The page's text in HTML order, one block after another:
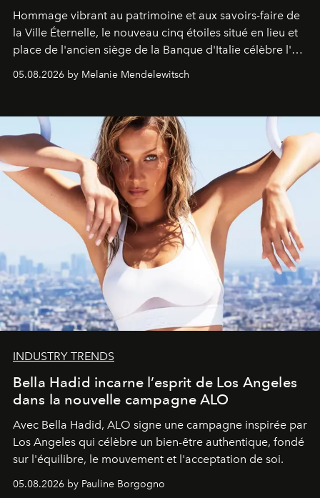
Hommage vibrant au patrimoine et aux savoirs-faire de
la Ville Éternelle, le nouveau cinq étoiles situé en lieu et
place de l'ancien siège de la Banque d'Italie célèbre l'art
de vivre Romain dans toute son élégance intemporelle.
05.08.2026 by Melanie Mendelewitsch
INDUSTRY TRENDS
Bella Hadid incarne l’esprit de Los Angeles
dans la nouvelle campagne ALO
Avec Bella Hadid, ALO signe une campagne inspirée par
Los Angeles qui célèbre un bien-être authentique, fondé
sur l'équilibre, le mouvement et l'acceptation de soi.
05.08.2026 by Pauline Borgogno